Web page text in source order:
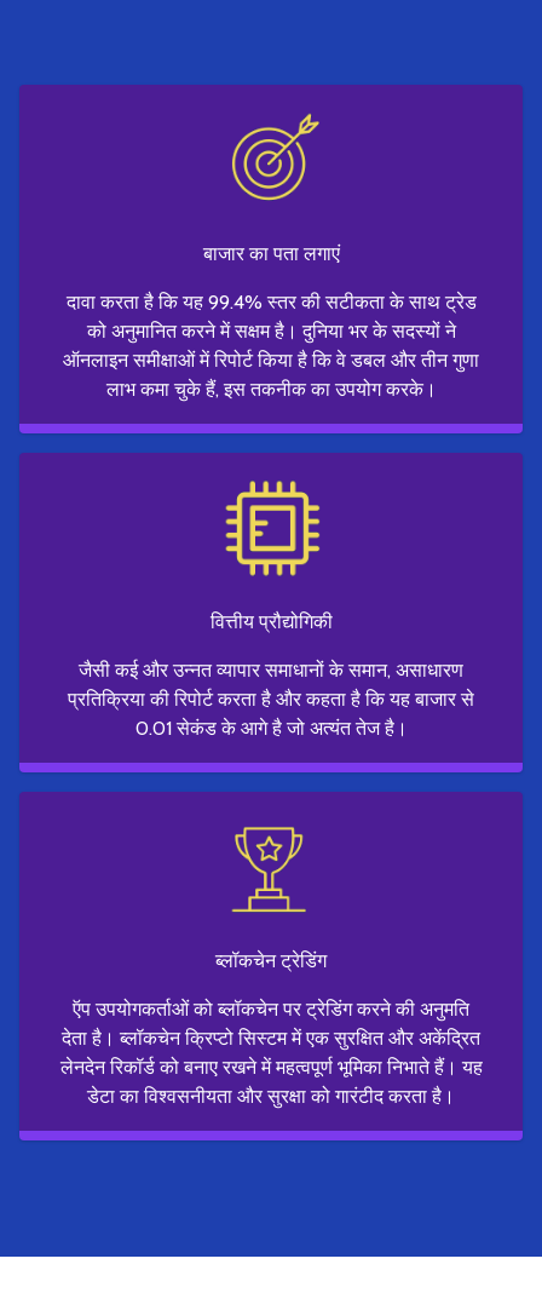
बाजार का पता लगाएं
दावा करता है कि यह 99.4% स्तर की सटीकता के साथ ट्रेड
को अनुमानित करने में सक्षम है। दुनिया भर के सदस्यों ने
ऑनलाइन समीक्षाओं में रिपोर्ट किया है कि वे डबल और तीन गुणा
लाभ कमा चुके हैं, इस तकनीक का उपयोग करके।
वित्तीय प्रौद्योगिकी
जैसी कई और उन्नत व्यापार समाधानों के समान, असाधारण
प्रतिक्रिया की रिपोर्ट करता है और कहता है कि यह बाजार से
0.01 सेकंड के आगे है जो अत्यंत तेज है।
ब्लॉकचेन ट्रेडिंग
ऍप उपयोगकर्ताओं को ब्लॉकचेन पर ट्रेडिंग करने की अनुमति
देता है। ब्लॉकचेन क्रिप्टो सिस्टम में एक सुरक्षित और अकेंद्रित
लेनदेन रिकॉर्ड को बनाए रखने में महत्वपूर्ण भूमिका निभाते हैं। यह
डेटा का विश्वसनीयता और सुरक्षा को गारंटीद करता है।